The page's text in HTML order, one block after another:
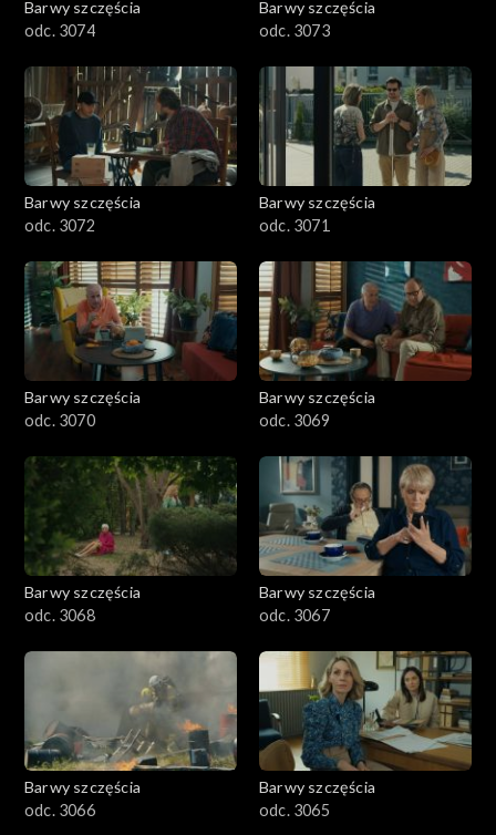
Barwy szczęścia
odc. 3074
Barwy szczęścia
odc. 3073
Barwy szczęścia
odc. 3072
Barwy szczęścia
odc. 3071
Barwy szczęścia
odc. 3070
Barwy szczęścia
odc. 3069
Barwy szczęścia
odc. 3068
Barwy szczęścia
odc. 3067
Barwy szczęścia
odc. 3066
Barwy szczęścia
odc. 3065